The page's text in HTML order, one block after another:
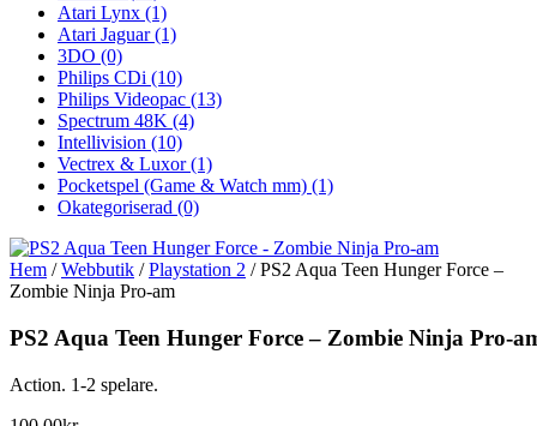
Atari Lynx (1)
Atari Jaguar(1)
3DO (0)
Philips CDi (10)
Philips Videopac (13)
Spectrum 48K (4)
Intellivision (10)
Vectrex & Luxor(1)
Pocketspel (Game & Watch mm) (1)
Okategoriserad (0)
Hem /Webbutik /Playstation 2 / PS2 Aqua Teen Hunger Force –
Zombie Ninja Pro-am
PS2 Aqua Teen Hunger Force – Zombie Ninja Pro-
Action. 1-2 spelare.